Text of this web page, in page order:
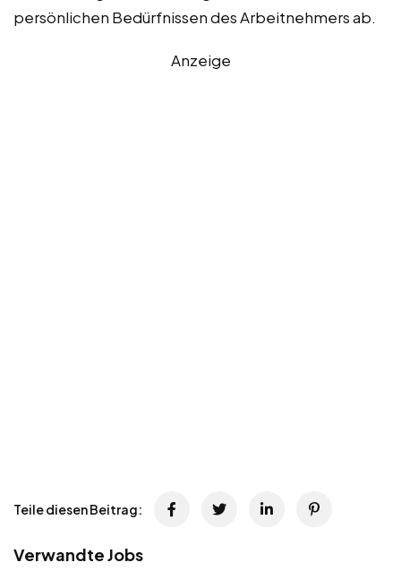
persönlichen Bedürfnissen des Arbeitnehmers ab.
Anzeige
Teile diesen Beitrag:
Verwandte Jobs